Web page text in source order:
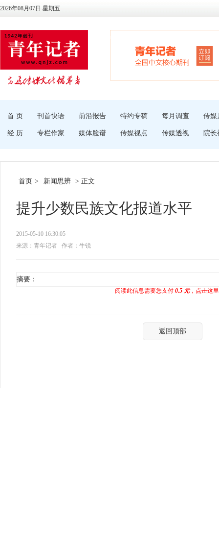
2026年08月07日 星期五
首 页 刊首快语 前沿报告 特约专稿 每月调查 传媒
经 历 专栏作家 媒体脸谱 传媒视点 传媒透视 院长
首页 > 新闻思辨 > 正文
提升少数民族文化报道水平
2015-05-10 16:30:05
来源：青年记者
作者：牛锐
摘要：
阅读此信息需要您支付 0.5 元，点击这
返回顶部